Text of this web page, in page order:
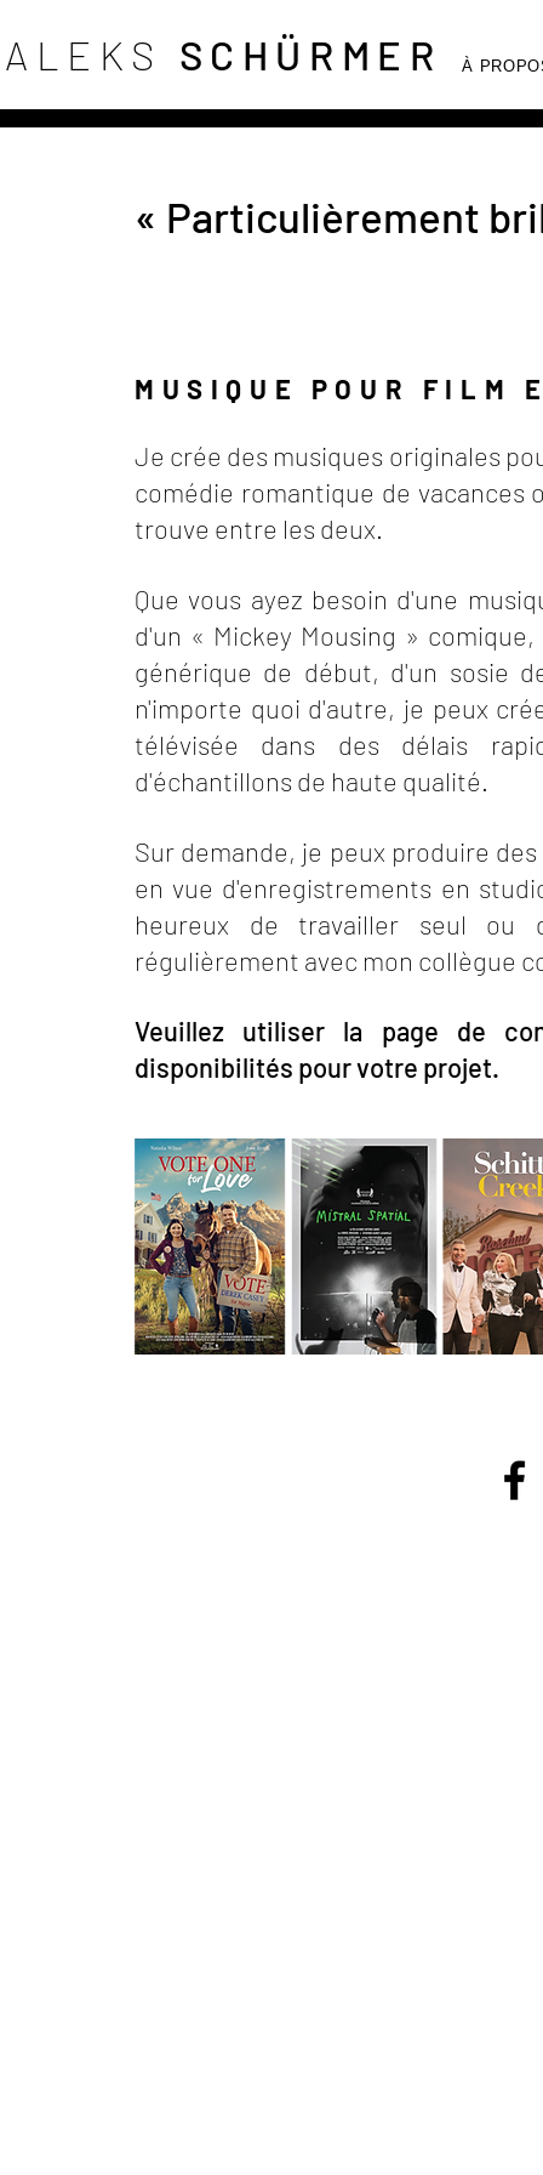
ALEKS SCHÜRME R À
« Particulièrement
MUSIQUE POUR FILM
Je crée des musiques originales
comédie romantique de
trouve entre les deux.
Que vous ayez besoin d'une
d'un « Mickey Mousing »
générique de début, d'un sosie
n'importe quoi d'autre, je peux
télévisée dans des délais
d'échantillons de haute qualité.
Sur demande, je peux produire
en vue d'enregistrements en
heureux de travailler seul
régulièrement avec mon collègue
Veuillez utiliser la page de
disponibilités pour votre projet.